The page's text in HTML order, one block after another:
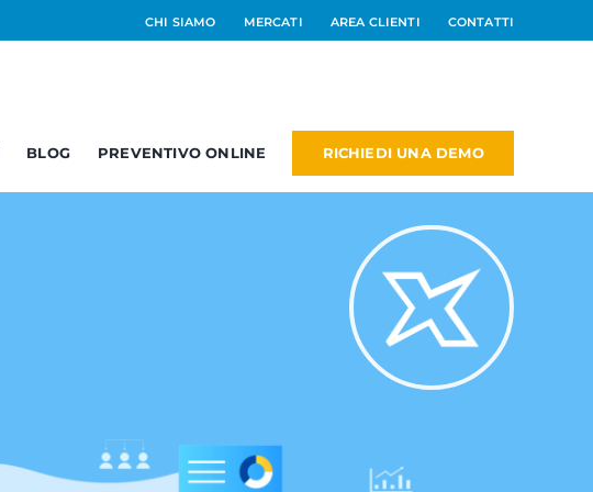
CHI SIAMO MERCATI AREA CLIENTI CONTATTI
BLOG PREVENTIVO ONLINE RICHIEDI UNA DEMO